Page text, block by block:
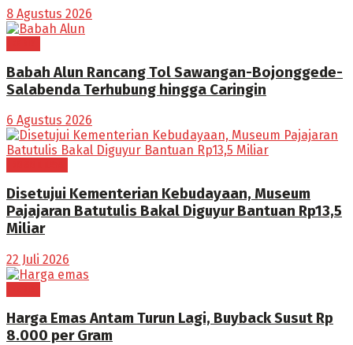
8 Agustus 2026
Babah Alun Rancang Tol Sawangan-Bojonggede-
Salabenda Terhubung hingga Caringin
6 Agustus 2026
Disetujui Kementerian Kebudayaan, Museum
Pajajaran Batutulis Bakal Diguyur Bantuan Rp13,5
Miliar
22 Juli 2026
Harga Emas Antam Turun Lagi, Buyback Susut Rp
8.000 per Gram